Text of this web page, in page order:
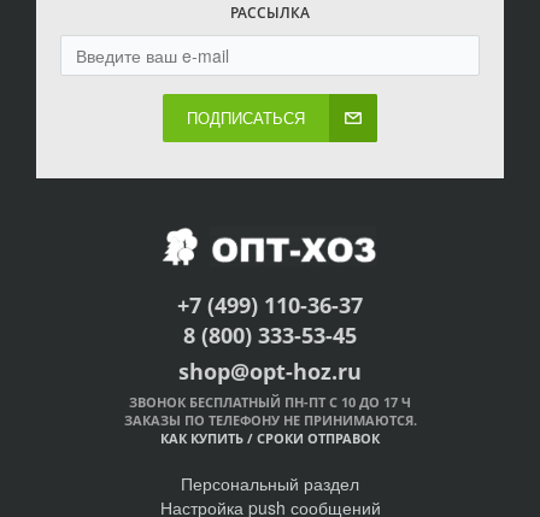
РАССЫЛКА
ПОДПИСАТЬСЯ
+7 (499) 110-36-37
8 (800) 333-53-45
shop@opt-hoz.ru
ЗВОНОК БЕСПЛАТНЫЙ ПН-ПТ С 10 ДО 17 Ч
ЗАКАЗЫ ПО ТЕЛЕФОНУ НЕ ПРИНИМАЮТСЯ.
КАК КУПИТЬ / СРОКИ ОТПРАВОК
Персональный раздел
Настройка push сообщений